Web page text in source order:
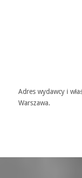
Adres wydawcy i
Warszawa.